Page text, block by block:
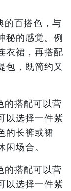
的百搭色，与
秘的感觉。例
衣裙，再搭配
包，既简约又
的搭配可以营
以选择一件紫
的长裤或裙
场合。
的搭配可以营
以选择一件紫